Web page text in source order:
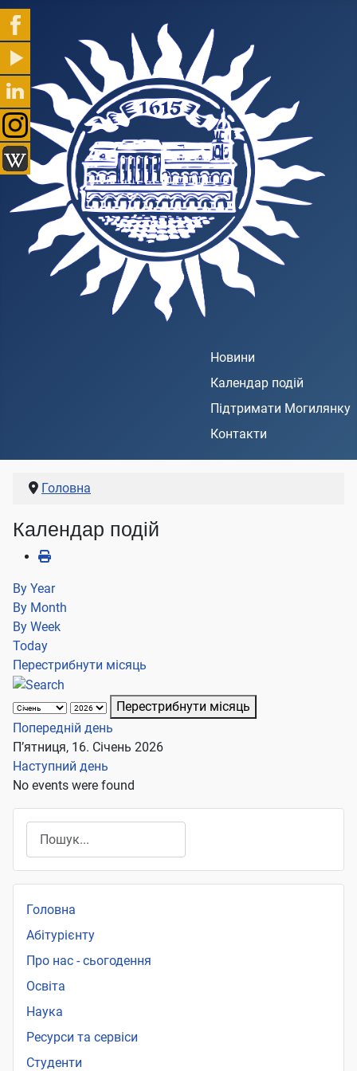
Новини
Календар подій
Підтримати Могилянку
Контакти
Головна
Календар подій
By Year
By Month
By Week
Today
Перестрибнути місяць
Перестрибнути місяць
Попередній день
П’ятниця, 16. Січень 2026
Наступний день
No events were found
Головна
Абітурієнту
Про нас - сьогодення
Освіта
Наука
Ресурси та сервіси
Студенти